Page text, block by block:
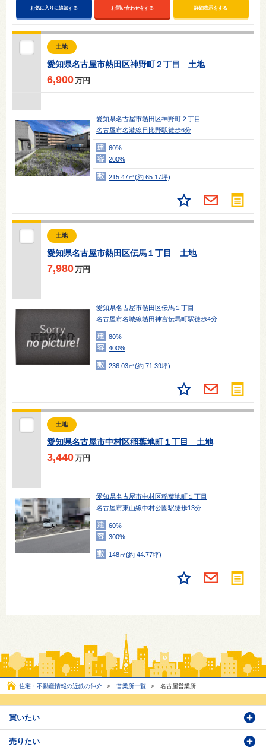
お気に入りに追加する お問い合わせをする 詳細表示をする
土地
愛知県名古屋市熱田区神野町２丁目 土地
6,900万円
愛知県名古屋市熱田区神野町２丁目
名古屋市名港線日比野駅徒歩6分
60%
200%
215.47㎡(約 65.17坪)
土地
愛知県名古屋市熱田区伝馬１丁目 土地
7,980万円
愛知県名古屋市熱田区伝馬１丁目
名古屋市名城線熱田神宮伝馬町駅徒歩4分
80%
400%
236.03㎡(約 71.39坪)
土地
愛知県名古屋市中村区稲葉地町１丁目 土地
3,440万円
愛知県名古屋市中村区稲葉地町１丁目
名古屋市東山線中村公園駅徒歩13分
60%
300%
148㎡(約 44.77坪)
住宅・不動産情報の近鉄の仲介 > 営業所一覧 > 名古屋営業所
買いたい
物件検索
売りたい